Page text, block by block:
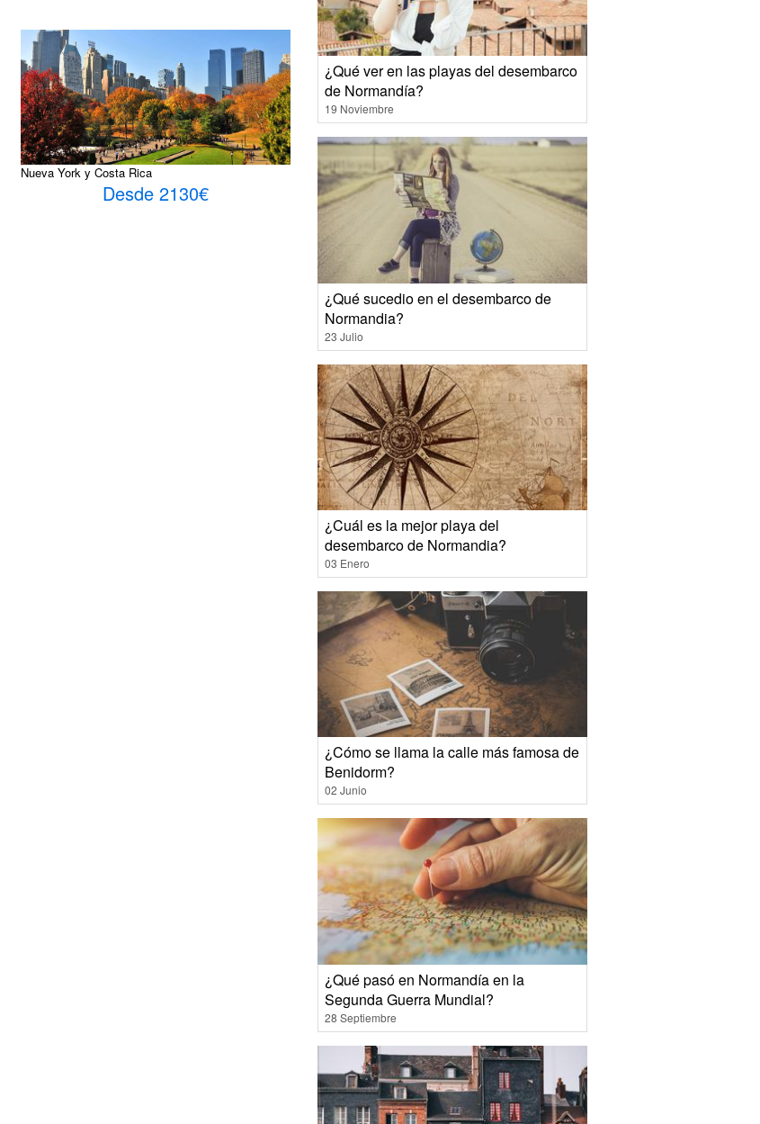
Nueva York y Costa Rica
Desde 2130€
¿Qué ver en las playas del desembarco
de Normandía?
19 Noviembre
¿Qué sucedio en el desembarco de
Normandia?
23 Julio
¿Cuál es la mejor playa del
desembarco de Normandia?
03 Enero
¿Cómo se llama la calle más famosa de
Benidorm?
02 Junio
¿Qué pasó en Normandía en la
Segunda Guerra Mundial?
28 Septiembre